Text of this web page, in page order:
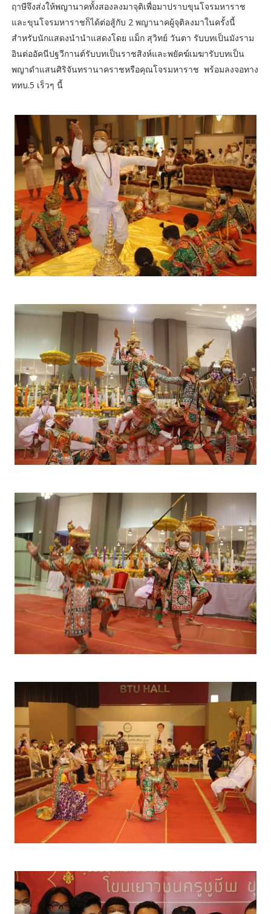
ฤาษีจึงส่งให้พญานาคทั้งสองลงมาจุติเพื่อมาปราบขุนโจรมหาราช
และขุนโจรมหาราชก็ได้ต่อสู้กับ 2 พญานาคผู้จุติลงมาในครั้งนี้
สำหรับนักแสดงนำนำแสดงโดย แม็ก สุวิทย์ วันตา รับบทเป็นมังราม
อินต่ออัคนีปฐวีกานต์รับบทเป็นราชสิงห์และพยัคฆ์เมฆารับบทเป็น
พญาดําแสนศิริจันทรานาคราชหรือคุณโจรมหาราช พร้อมลงจอทาง
ททบ.5 เร็วๆ นี้